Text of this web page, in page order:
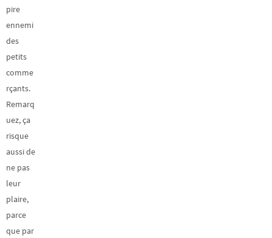
pire
ennemi
des
petits
comme
rçants.
Remarq
uez, ça
risque
aussi de
ne pas
leur
plaire,
parce
que par